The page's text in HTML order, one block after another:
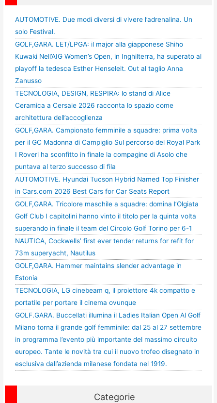
AUTOMOTIVE. Due modi diversi di vivere l’adrenalina. Un
solo Festival.
GOLF,GARA. LET/LPGA: il major alla giapponese Shiho
Kuwaki Nell’AIG Women’s Open, in Inghilterra, ha superato al
playoff la tedesca Esther Henseleit. Out al taglio Anna
Zanusso
TECNOLOGIA, DESIGN, RESPIRA: lo stand di Alice
Ceramica a Cersaie 2026 racconta lo spazio come
architettura dell’accoglienza
GOLF,GARA. Campionato femminile a squadre: prima volta
per il GC Madonna di Campiglio Sul percorso del Royal Park
I Roveri ha sconfitto in finale la compagine di Asolo che
puntava al terzo successo di fila
AUTOMOTIVE. Hyundai Tucson Hybrid Named Top Finisher
in Cars.com 2026 Best Cars for Car Seats Report
GOLF,GARA. Tricolore maschile a squadre: domina l’Olgiata
Golf Club I capitolini hanno vinto il titolo per la quinta volta
superando in finale il team del Circolo Golf Torino per 6-1
NAUTICA, Cockwells’ first ever tender returns for refit for
73m superyacht, Nautilus
GOLF,GARA. Hammer maintains slender advantage in
Estonia
TECNOLOGIA, LG cinebeam q, il proiettore 4k compatto e
portatile per portare il cinema ovunque
GOLF.GARA. Buccellati illumina il Ladies Italian Open Al Golf
Milano torna il grande golf femminile: dal 25 al 27 settembre
in programma l’evento più importante del massimo circuito
europeo. Tante le novità tra cui il nuovo trofeo disegnato in
esclusiva dall’azienda milanese fondata nel 1919.
Categorie